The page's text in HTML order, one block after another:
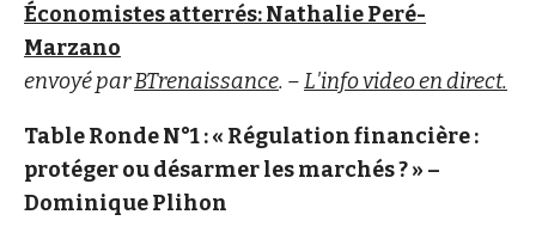
Économistes atterrés: Nathalie Peré-
Marzano
envoyé parBTrenaissance. –L'info video en direct.
Table Ronde N°1 : « Régulation financière :
protéger ou désarmer les marchés ? » –
Dominique Plihon